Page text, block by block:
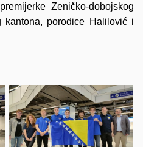
Zeničko-dobojskog
kantona, porodice Halilović i